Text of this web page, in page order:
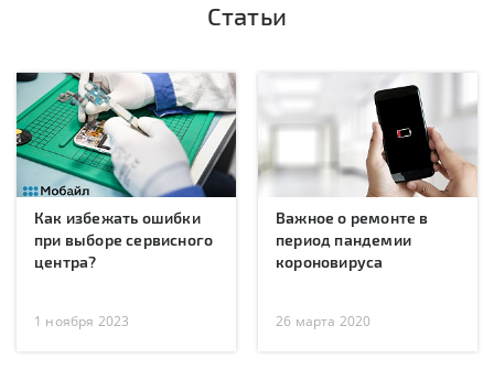
Статьи
Как избежать ошибки
при выборе сервисного
центра?
1 ноября 2023
Важное о ремонте в
период пандемии
короновируса
26 марта 2020